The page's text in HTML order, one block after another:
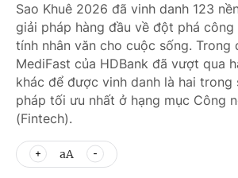
Sao Khuê 2026 đã vinh danh 123
giải pháp hàng đầu về đột phá công
tính nhân văn cho cuộc sống. Trong
MediFast của HDBank đã vượt qua
khác để được vinh danh là hai trong
pháp tối ưu nhất ở hạng mục Công
(Fintech).
aA